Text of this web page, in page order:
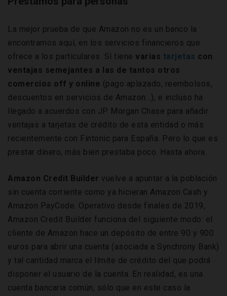
La mejor prueba de que Amazon no es un banco la
encontramos aquí, en los servicios financieros que
ofrece a los particulares. Sí tiene varias tarjetas con
ventajas semejantes a las de tantos otros
comercios off y online (pago aplazado, reembolsos,
descuentos en servicios de Amazon…), e incluso ha
llegado a acuerdos con JP Morgan Chase para añadir
ventajas a tarjetas de crédito de esta entidad o más
recientemente con Fintonic para España. Pero lo que es
prestar dinero, más bien prestaba poco. Hasta ahora.
Amazon Credit Builder vuelve a apuntar a la población
sin cuenta corriente como ya hicieran Amazon Cash y
Amazon PayCode. Operativo desde finales de 2019,
Amazon Credit Builder funciona del siguiente modo: el
cliente de Amazon hace un depósito de entre 90 y 900
euros para abrir una cuenta (asociada a Synchrony Bank)
y tal cantidad marca el límite de crédito del que podrá
disponer el usuario de la cuenta. En realidad, es una
cuenta bancaria común, sólo que en este caso la